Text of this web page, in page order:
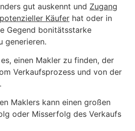
gut auskennt und Zugang
Käufer hat oder in
Gegend bonitätsstarke
generieren.
einen Makler zu finden, der
Verkaufsprozess und von der
Maklers kann einen großen
oder Misserfolg des Verkaufs